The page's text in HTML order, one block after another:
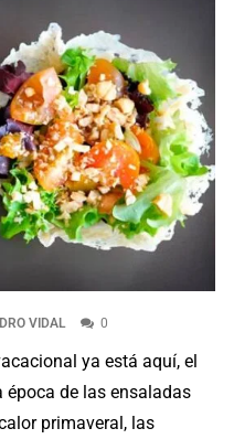
VIDAL 0
ya está aquí, el
de las ensaladas
primaveral, las